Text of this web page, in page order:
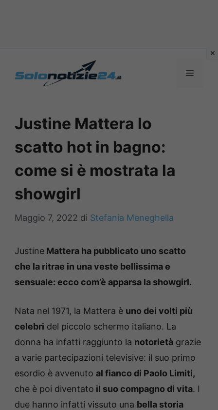
MENU
Justine Mattera lo
scatto hot in bagno:
come si è mostrata la
showgirl
Maggio 7, 2022 di Stefania Meneghella
Justine Mattera ha pubblicato uno scatto
che la ritrae in una veste bellissima e
sensuale: ecco com’è apparsa la showgirl.
Nata nel 1971, la Mattera è uno dei volti più
celebri del piccolo schermo italiano. La
donna ha infatti raggiunto la notorietà grazie
a varie partecipazioni televisive: il suo primo
esordio è avvenuto al fianco di Paolo Limiti,
che è poi diventato il suo compagno di vita. I
due hanno infatti vissuto una bella storia